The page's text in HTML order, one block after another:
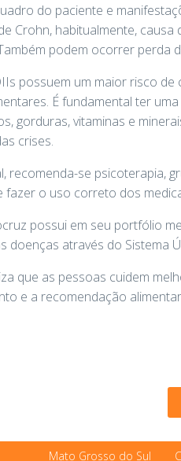
do paciente e
Crohn, habitualmente,
podem ocorrer perda
possuem um maior risco
É fundamental ter
gorduras, vitaminas e
crises.
recomenda-se psicoterapia,
fazer o uso correto dos
possui em seu portfólio
doenças através do Sistema
que as pessoas cuidem
e a recomendação
Mato Grosso do Sul